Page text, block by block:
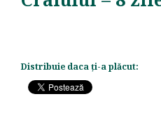
Distribuie daca ți-a plăcut: